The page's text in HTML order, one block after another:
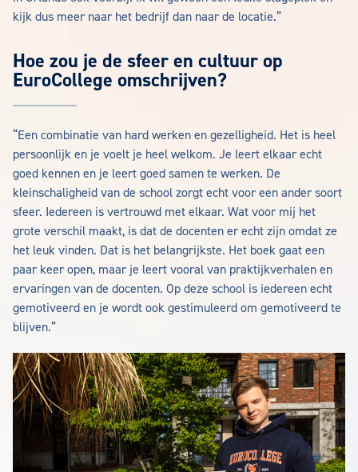
kijk dus meer naar het bedrijf dan naar de locatie.”
Hoe zou je de sfeer en cultuur op
EuroCollege omschrijven?
“Een combinatie van hard werken en gezelligheid. Het is heel
persoonlijk en je voelt je heel welkom. Je leert elkaar echt
goed kennen en je leert goed samen te werken. De
kleinschaligheid van de school zorgt echt voor een ander soort
sfeer. Iedereen is vertrouwd met elkaar. Wat voor mij het
grote verschil maakt, is dat de docenten er echt zijn omdat ze
het leuk vinden. Dat is het belangrijkste. Het boek gaat een
paar keer open, maar je leert vooral van praktijkverhalen en
ervaringen van de docenten. Op deze school is iedereen echt
gemotiveerd en je wordt ook gestimuleerd om gemotiveerd te
blijven.”